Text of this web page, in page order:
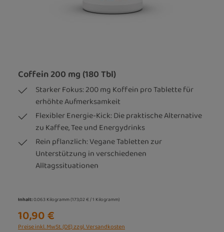
Coffein 200 mg (180 Tbl)
Starker Fokus: 200 mg Koffein pro Tablette für
erhöhte Aufmerksamkeit
Flexibler Energie-Kick: Die praktische Alternative
zu Kaffee, Tee und Energydrinks
Rein pflanzlich: Vegane Tabletten zur
Unterstützung in verschiedenen
Alltagssituationen
Inhalt:0.063 Kilogramm(173,02 € / 1 Kilogramm)
10,90 €
Preise inkl. MwSt. (DE) zzgl. Versandkosten